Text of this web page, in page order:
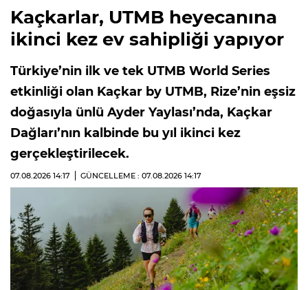
Kaçkarlar, UTMB heyecanına
ikinci kez ev sahipliği yapıyor
Türkiye’nin ilk ve tek UTMB World Series
etkinliği olan Kaçkar by UTMB, Rize’nin eşsiz
doğasıyla ünlü Ayder Yaylası’nda, Kaçkar
Dağları’nın kalbinde bu yıl ikinci kez
gerçekleştirilecek.
07.08.2026 14:17 GÜNCELLEME : 07.08.2026 14:17